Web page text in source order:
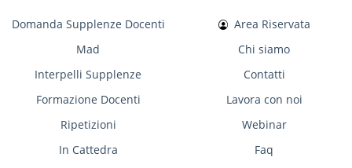
Domanda Supplenze Docenti
Mad
Interpelli Supplenze
Formazione Docenti
Ripetizioni
In Cattedra
Area Riservata
Chi siamo
Contatti
Lavora con noi
Webinar
Faq